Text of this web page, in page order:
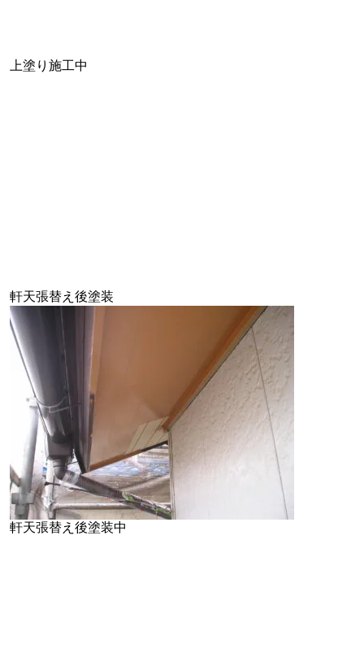
上塗り施工中
軒天張替え後塗装
軒天張替え後塗装中